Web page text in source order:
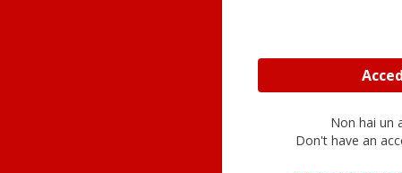
Non hai un
Don't have an